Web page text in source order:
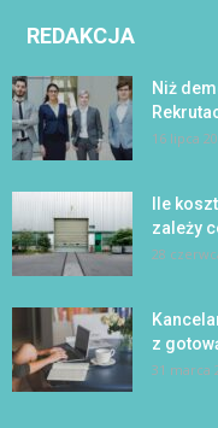
REDAKCJA
Niż
16 lipca
Ile
zależy
28
z
31 marca